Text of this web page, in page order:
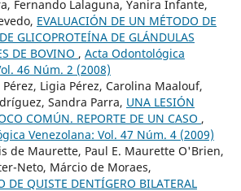
Fernando Lalaguna, Yanira Infante,
EVALUACIÓN DE UN MÉTODO DE
GLICOPROTEÍNA DE GLÁNDULAS
DE BOVINO , Acta Odontológica
46 Núm. 2 (2008)
Ligia Pérez, Carolina Maalouf,
Sandra Parra, UNA LESIÓN
COMÚN. REPORTE DE UN CASO ,
Venezolana: Vol. 47 Núm. 4 (2009)
de Maurette, Paul E. Maurette O'Brien,
Neto, Márcio de Moraes,
DE QUISTE DENTÍGERO BILATERAL